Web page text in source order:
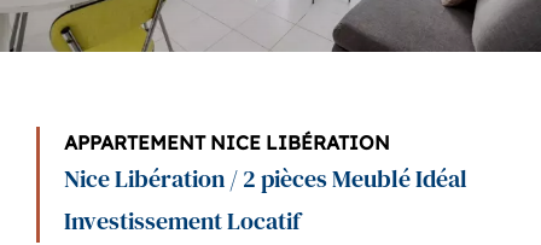
APPARTEMENT NICE LIBÉRATION
Nice Libération / 2 pièces Meublé Idéal
Investissement Locatif